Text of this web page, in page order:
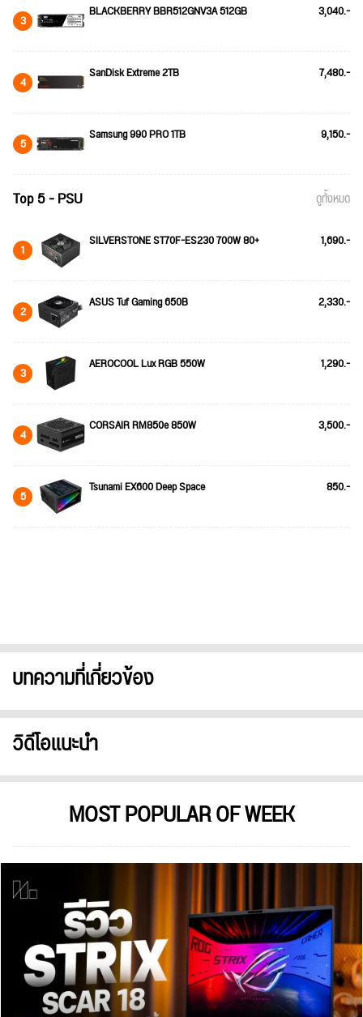
3 BLACKBERRY BBR512GNV3A 512GB 3,040.-
4 SanDisk Extreme 2TB 7,480.-
5 Samsung 990 PRO 1TB 9,150.-
Top 5 - PSU ดูทั้งหมด
1 SILVERSTONE ST70F-ES230 700W 80+ 1,690.-
2 ASUS Tuf Gaming 650B 2,330.-
3 AEROCOOL Lux RGB 550W 1,290.-
4 CORSAIR RM850e 850W 3,500.-
5 Tsunami EX600 Deep Space 850.-
บทความที่เกี่ยวข้อง
วิดีโอแนะนำ
MOST POPULAR OF WEEK